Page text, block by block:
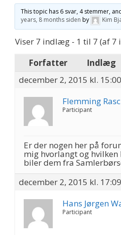
This topic has 6 svar, 4 stemmer,
years, 8 months siden by Kim
Viser 7 indlæg - 1 til 7 (af 7
Forfatter
Indlæg
december 2, 2015 kl. 15:00
Flemming
Participant
Er der nogen her på
mig hvorlangt og hvilken
biler dem fra
december 2, 2015 kl. 17:09
Hans Jørgen
Participant